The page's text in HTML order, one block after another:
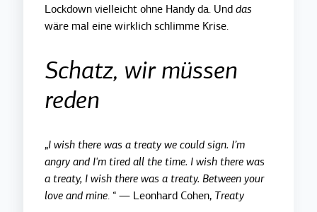
Lockdown vielleicht ohne Handy da. Unddas
wäre mal eine wirklich schlimme Krise.
Schatz, wir müssen
reden
„I wish there was a treaty we could sign. I’m
angry and I'm tired all the time. I wish there was
a treaty, I wish there was a treaty.Between your
love and mine. “ — Leonhard Cohen, Treaty